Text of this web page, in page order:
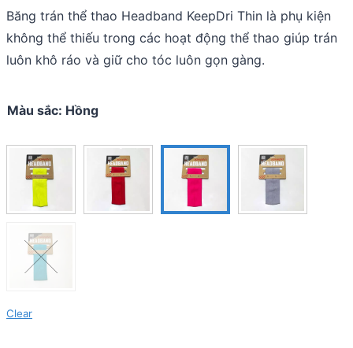
was:
160.000 ₫.
is:
128.000 ₫.
Băng trán thể thao Headband KeepDri Thin là phụ kiện
không thể thiếu trong các hoạt động thể thao giúp trán
luôn khô ráo và giữ cho tóc luôn gọn gàng.
Màu sắc: Hồng
Clear